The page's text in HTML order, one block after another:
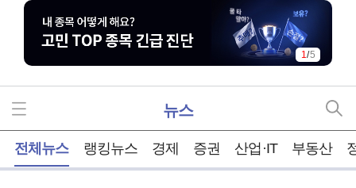
1/5
뉴스
전체뉴스 랭킹뉴스 경제 증권 산업·IT 부동산